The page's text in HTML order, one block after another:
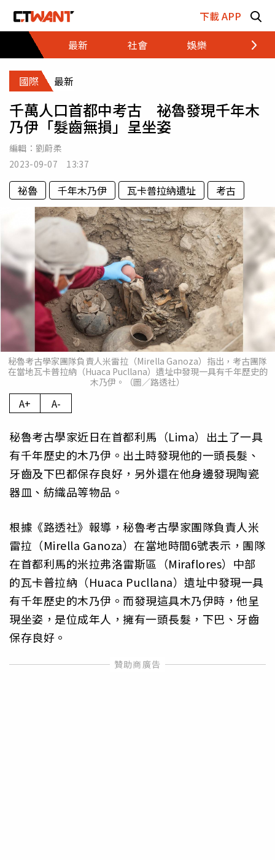
下載 APP
最新
社會 娛樂 財經
國際 最新
千萬人口首都中考古 祕魯發現千年木
乃伊「髮齒無損」呈坐姿
編輯： 劉蔚柔
2023-09-07 13:37
祕魯 千年木乃伊 瓦卡普拉納遺址 考古
秘魯考古學家團隊負責人米雷拉（Mirella Ganoza）指出，考古團隊
在當地瓦卡普拉納（Huaca Pucllana）遺址中發現一具有千年歷史的
木乃伊。（圖／路透社）
A+ A-
秘魯考古學家近日在首都利馬（Lima）出土了一具
有千年歷史的木乃伊。出土時發現他的一頭長髮、
牙齒及下巴都保存良好，另外還在他身邊發現陶瓷
器皿、紡織品等物品。
根據《路透社》報導，秘魯考古學家團隊負責人米
雷拉（Mirella Ganoza）在當地時間6號表示，團隊
在首都利馬的米拉弗洛雷斯區（Miraflores）中部
的瓦卡普拉納（Huaca Pucllana）遺址中發現一具
有千年歷史的木乃伊。而發現這具木乃伊時，他呈
現坐姿，是位成年人，擁有一頭長髮，下巴、牙齒
保存良好。